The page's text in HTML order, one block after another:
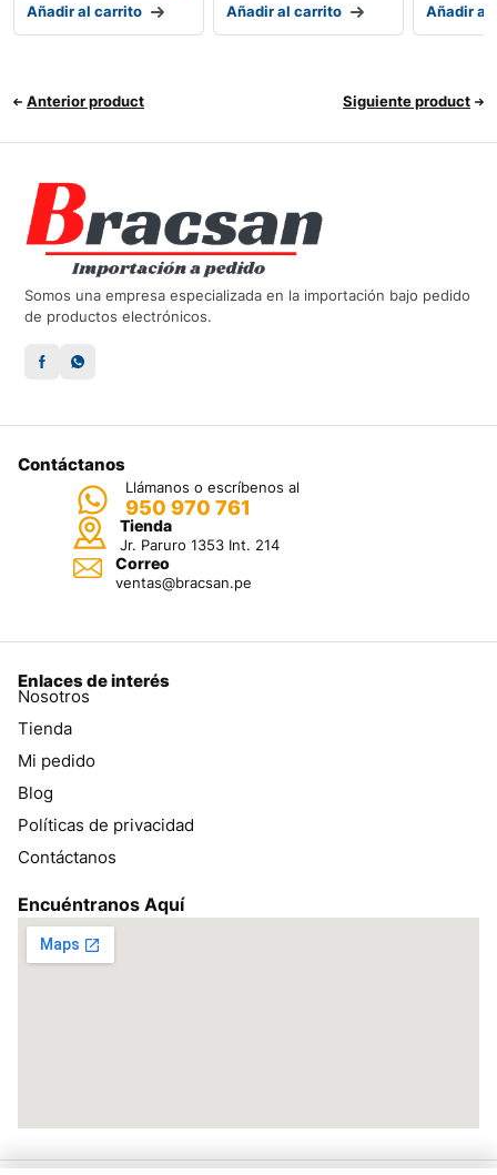
Añadir al carrito Añadir al carrito Añadir al
Anterior product Siguiente product
Somos una empresa especializada en la importación bajo pedido
de productos electrónicos.
Contáctanos
Llámanos o escríbenos al
950 970 761
Tienda
Jr. Paruro 1353 Int. 214
Correo
ventas@bracsan.pe
Enlaces de interés
Nosotros
Tienda
Mi pedido
Blog
Políticas de privacidad
Contáctanos
Encuéntranos Aquí